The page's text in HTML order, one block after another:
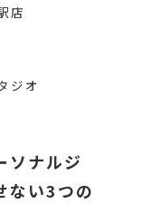
店
ジオ
ソナルジ
ない3つの